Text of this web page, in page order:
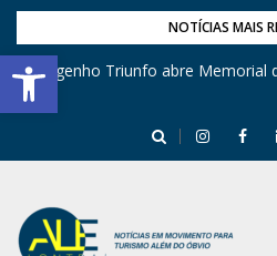
Barra de Ferramentas Aberta
NOTÍCIAS MAIS
Engenho Triunfo abre Memorial